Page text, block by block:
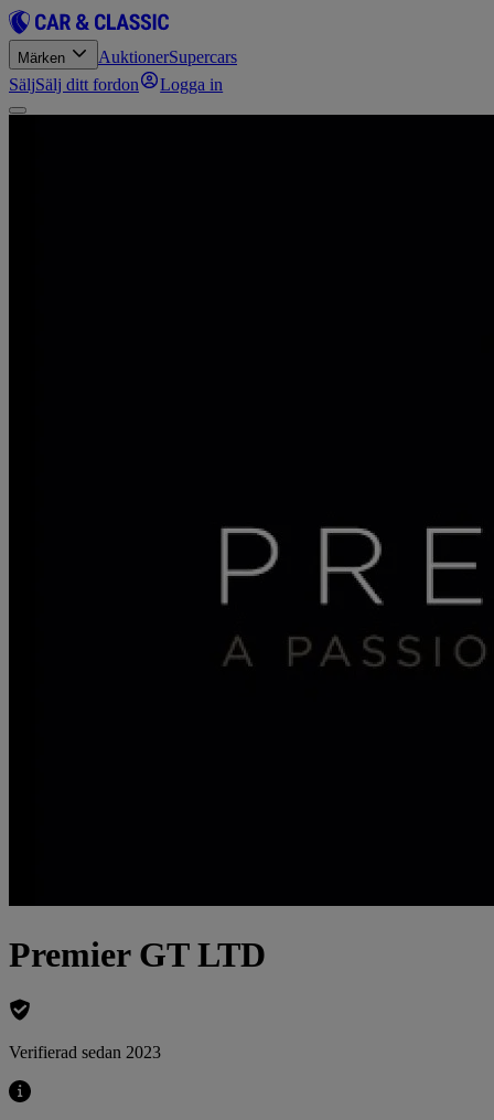
Märken AuktionerSupercars
SäljSälj ditt fordon Logga in
Premier GT LTD
Verifierad sedan 2023